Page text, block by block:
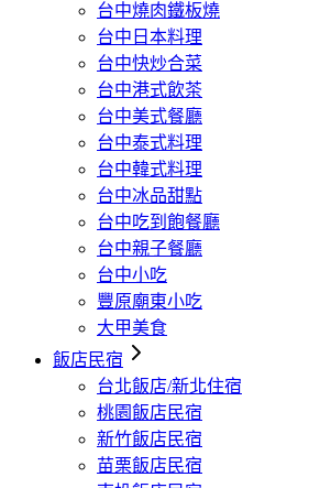
台中燒肉鐵板燒
台中日本料理
台中快炒合菜
台中港式飲茶
台中美式餐廳
台中泰式料理
台中韓式料理
台中冰品甜點
台中吃到飽餐廳
台中親子餐廳
台中小吃
豐原廟東小吃
大甲美食
飯店民宿
台北飯店/新北住宿
桃園飯店民宿
新竹飯店民宿
苗栗飯店民宿